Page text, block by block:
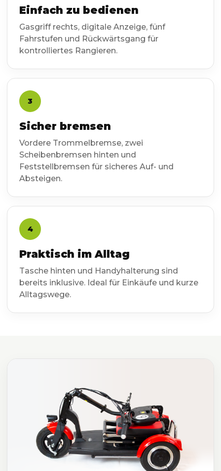
Einfach zu bedienen
Gasgriff rechts, digitale Anzeige, fünf
Fahrstufen und Rückwärtsgang für
kontrolliertes Rangieren.
3
Sicher bremsen
Vordere Trommelbremse, zwei
Scheibenbremsen hinten und
Feststellbremsen für sicheres Auf- und
Absteigen.
4
Praktisch im Alltag
Tasche hinten und Handyhalterung sind
bereits inklusive. Ideal für Einkäufe und kurze
Alltagswege.